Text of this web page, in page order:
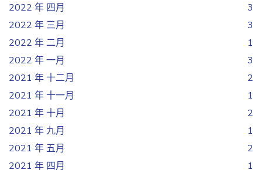
2022 年 四月
3
2022 年 三月
3
2022 年 二月
1
2022 年 一月
3
2021 年 十二月
2
2021 年 十一月
1
2021 年 十月
2
2021 年 九月
1
2021 年 五月
2
2021 年 四月
1